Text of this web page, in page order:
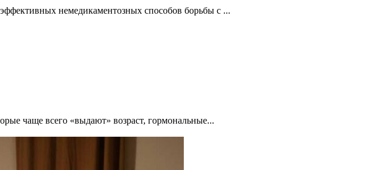
немедикаментозных способов борьбы с ...
чаще всего «выдают» возраст, гормональные...